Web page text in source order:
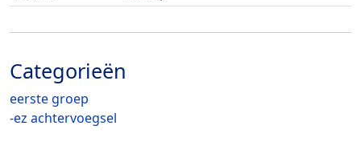
Categorieën
eerste groep
-ez achtervoegsel